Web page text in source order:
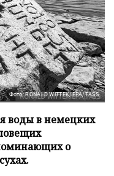
Фото: RONALD WITTEK/EPA/TASS
воды в немецких
о